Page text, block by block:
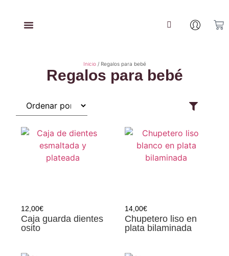
Inicio/ Regalos para bebé
Regalos para bebé
12,00€
Caja guarda dientes
osito
14,00€
Chupetero liso en
plata bilaminada